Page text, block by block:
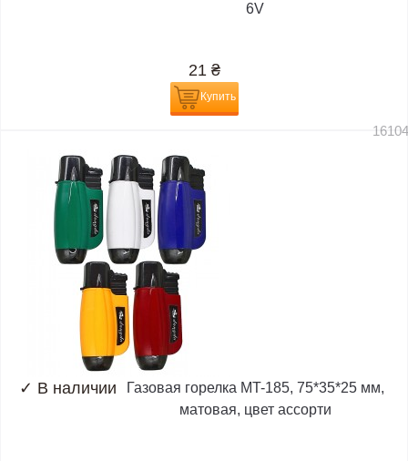
6V
21 ₴
Купить
✓ В наличии
Газовая горелка MT-185, 75*35*25 мм,
матовая, цвет ассорти